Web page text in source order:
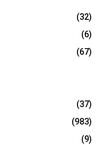
(32)
(6)
(67)
(37)
(983)
(9)